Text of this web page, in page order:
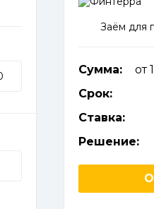
Заём для
Сумма:
от
Срок:
Ставка:
Решение: